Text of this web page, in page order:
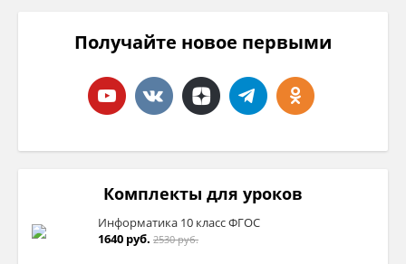
Получайте новое первыми
Комплекты для уроков
Информатика 10 класс ФГОС
1640 руб. 2530 руб.